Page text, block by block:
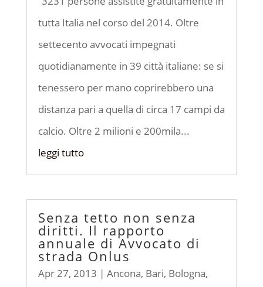
tutta Italia nel corso del 2014. Oltre
settecento avvocati impegnati
quotidianamente in 39 città italiane: se si
tenessero per mano coprirebbero una
distanza pari a quella di circa 17 campi da
calcio. Oltre 2 milioni e 200mila...
leggi tutto
Senza tetto non senza
diritti. Il rapporto
annuale di Avvocato di
strada Onlus
Apr 27, 2013 | Ancona, Bari, Bologna,